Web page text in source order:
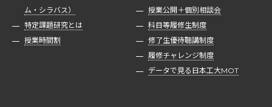
ム・シラバス）
特定課題研究とは
授業時間割
授業公開＋個別相談会
科目等履修生制度
修了生優待聴講制度
履修チャレンジ制度
データで見る日本工大MOT